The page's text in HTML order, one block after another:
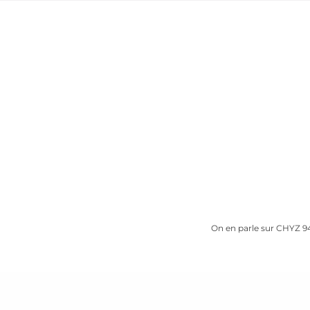
On en parle sur CHYZ